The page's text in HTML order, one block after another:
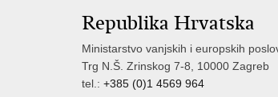
Republika Hrvatska
Ministarstvo vanjskih i europskih
Trg N.Š. Zrinskog 7-8, 10000 Zagreb
tel.: +385 (0)1 4569 964